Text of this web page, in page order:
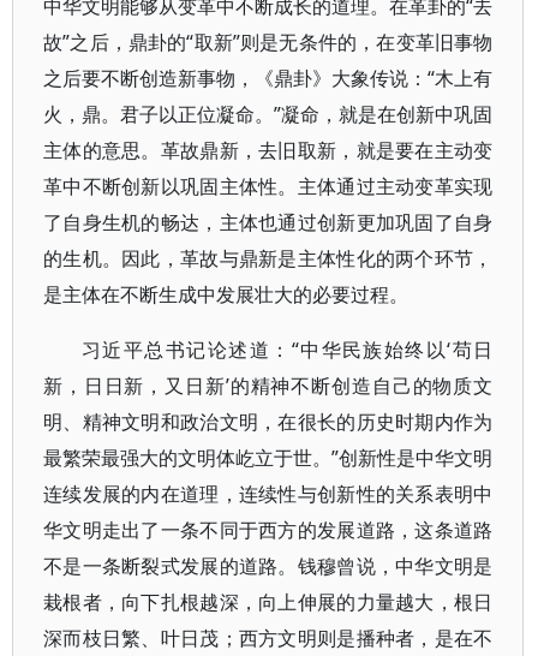
中华文明能够从变革中不断成长的道理。在革卦的“去
故”之后，鼎卦的“取新”则是无条件的，在变革旧事物
之后要不断创造新事物，《鼎卦》大象传说：“木上有
火，鼎。君子以正位凝命。”凝命，就是在创新中巩固
主体的意思。革故鼎新，去旧取新，就是要在主动变
革中不断创新以巩固主体性。主体通过主动变革实现
了自身生机的畅达，主体也通过创新更加巩固了自身
的生机。因此，革故与鼎新是主体性化的两个环节，
是主体在不断生成中发展壮大的必要过程。
习近平总书记论述道：“中华民族始终以‘苟日
新，日日新，又日新’的精神不断创造自己的物质文
明、精神文明和政治文明，在很长的历史时期内作为
最繁荣最强大的文明体屹立于世。”创新性是中华文明
连续发展的内在道理，连续性与创新性的关系表明中
华文明走出了一条不同于西方的发展道路，这条道路
不是一条断裂式发展的道路。钱穆曾说，中华文明是
栽根者，向下扎根越深，向上伸展的力量越大，根日
深而枝日繁、叶日茂；西方文明则是播种者，是在不